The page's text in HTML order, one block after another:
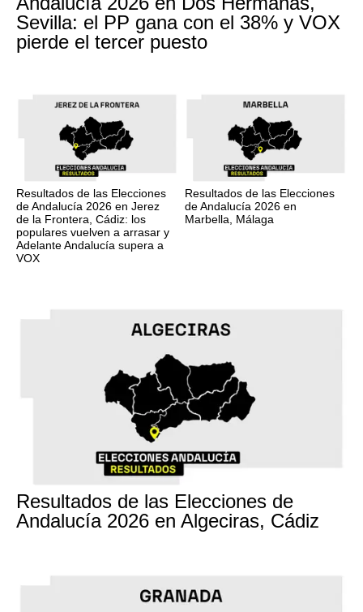
Sevilla: el PP gana con el 38% y VOX
pierde el tercer puesto
Resultados de las Elecciones
de Andalucía 2026 en Jerez
de la Frontera, Cádiz: los
populares vuelven a arrasar y
Adelante Andalucía supera a
VOX
Resultados de las Elecciones
de Andalucía 2026 en
Marbella, Málaga
Resultados de las Elecciones de
Andalucía 2026 en Algeciras, Cádiz